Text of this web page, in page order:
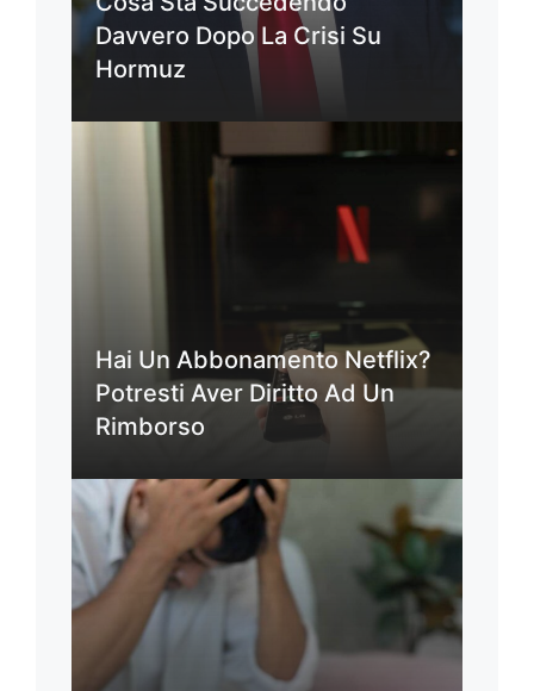
Davvero Dopo La Crisi Su
Hormuz
Hai Un Abbonamento Netflix?
Potresti Aver Diritto Ad Un
Rimborso